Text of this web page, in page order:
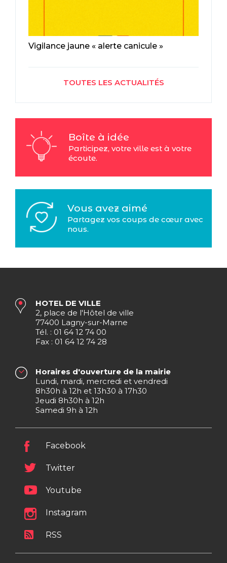
Vigilance jaune « alerte canicule »
TOUTES LES ACTUALITÉS
Boîte à idée
Participez, votre ville est à votre
écoute.
Vous avez aimé
Partagez vos coups de cœur avec
nous.
HOTEL DE VILLE
2, place de l'Hôtel de ville
77400 Lagny-sur-Marne
Tél. : 01 64 12 74 00
Fax : 01 64 12 74 28
Horaires d'ouverture de la mairie
Lundi, mardi, mercredi et vendredi
8h30h à 12h et 13h30 à 17h30
Jeudi 8h30h à 12h
Samedi 9h à 12h
Facebook
Twitter
Youtube
Instagram
RSS